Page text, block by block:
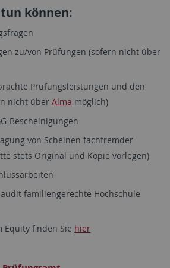
können:
zu/von Prüfungen (sofern nicht über
Prüfungsleistungen und den
nicht überAlma möglich)
Bescheinigungen
von Scheinen fachfremder
stets Original und Kopie vorlegen)
familiengerechte Hochschule
Equity finden Sie hier